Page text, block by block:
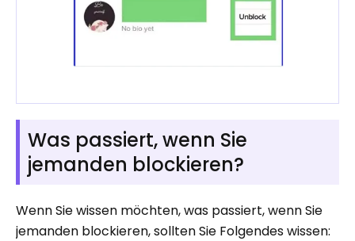
Was passiert, wenn Sie
jemanden blockieren?
Wenn Sie wissen möchten, was passiert, wenn Sie
jemanden blockieren, sollten Sie Folgendes wissen: